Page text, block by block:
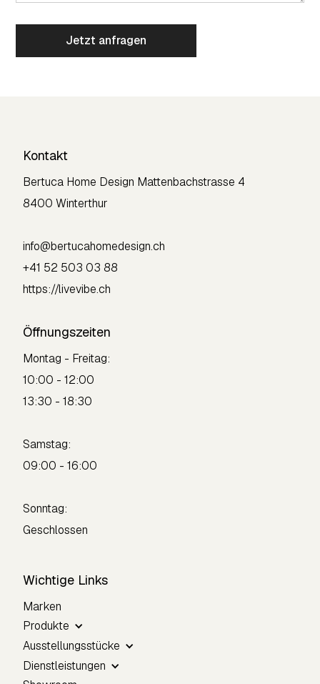
Kontakt
Bertuca Home Design Mattenbachstrasse 4
8400 Winterthur
info@bertucahomedesign.ch
+41 52 503 03 88
https://livevibe.ch
Öffnungszeiten
Montag - Freitag:
10:00 - 12:00
13:30 - 18:30
Samstag:
09:00 - 16:00
Sonntag:
Geschlossen
Wichtige Links
Marken
Produkte
Ausstellungsstücke
Dienstleistungen